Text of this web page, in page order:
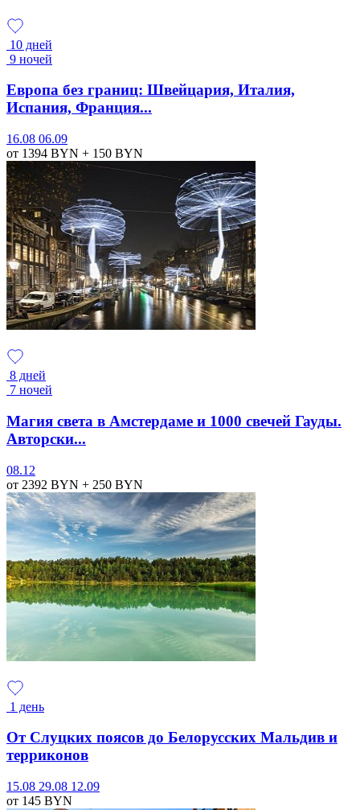
10 дней
9 ночей
Европа без границ: Швейцария, Италия,
Испания, Франция...
16.08 06.09
от 1394 BYN + 150 BYN
8 дней
7 ночей
Магия света в Амстердаме и 1000 свечей Гауды.
Авторски...
08.12
от 2392 BYN + 250 BYN
1 день
От Слуцких поясов до Белорусских Мальдив и
терриконов
15.08 29.08 12.09
от 145 BYN